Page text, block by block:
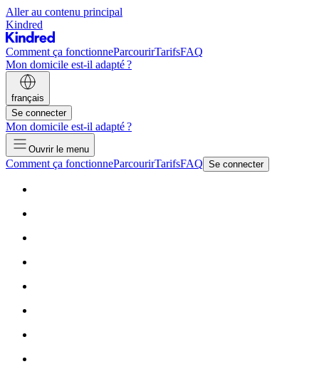
Aller au contenu principal
Kindred
Comment ça fonctionneParcourirTarifsFAQ
Mon domicile est-il adapté ?
français
Se connecter
Mon domicile est-il adapté ?
Ouvrir le menu
Comment ça fonctionneParcourirTarifsFAQ Se connecter